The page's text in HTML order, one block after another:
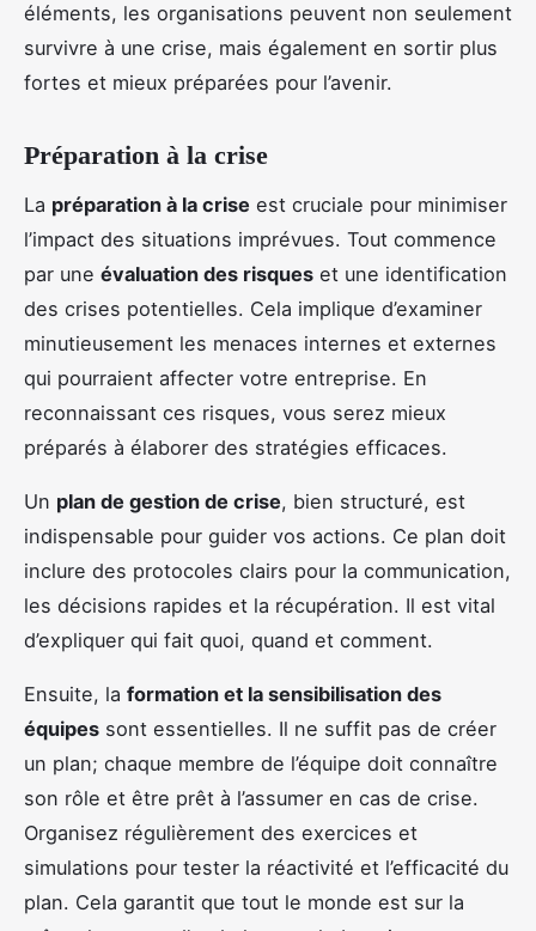
éléments, les organisations peuvent non seulement
survivre à une crise, mais également en sortir plus
fortes et mieux préparées pour l’avenir.
Préparation à la crise
La préparation à la crise est cruciale pour minimiser
l’impact des situations imprévues. Tout commence
par une évaluation des risques et une identification
des crises potentielles. Cela implique d’examiner
minutieusement les menaces internes et externes
qui pourraient affecter votre entreprise. En
reconnaissant ces risques, vous serez mieux
préparés à élaborer des stratégies efficaces.
Un plan de gestion de crise, bien structuré, est
indispensable pour guider vos actions. Ce plan doit
inclure des protocoles clairs pour la communication,
les décisions rapides et la récupération. Il est vital
d’expliquer qui fait quoi, quand et comment.
Ensuite, la formation et la sensibilisation des
équipes sont essentielles. Il ne suffit pas de créer
un plan; chaque membre de l’équipe doit connaître
son rôle et être prêt à l’assumer en cas de crise.
Organisez régulièrement des exercices et
simulations pour tester la réactivité et l’efficacité du
plan. Cela garantit que tout le monde est sur la